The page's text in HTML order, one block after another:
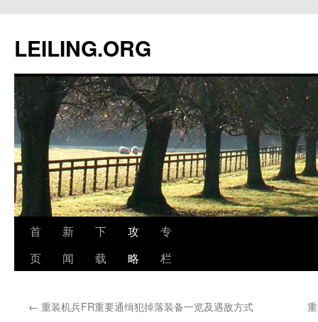
文
LEILING.ORG
首
页
新
闻
下
载
攻
略
专
栏
← 重装机兵FR重要通缉犯掉落装备一览及遇敌方式